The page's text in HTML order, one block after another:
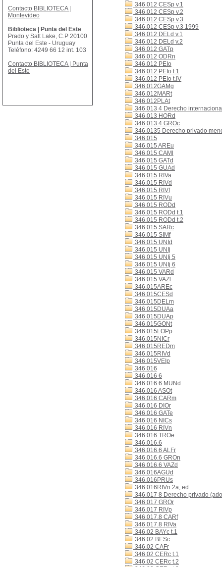
346.012 CESp v.1
346.012 CESp v.2
346.012 CESp v.3
346.012 CESp v.3 1999
346.012 DELd v.1
346.012 DELd v.2
346.012 GATp
346.012 ODRn
346.012 PEIo
346.012 PEIo t.1
346.012 PEIo t.IV
346.012GAMg
346.012MARt
346.012PLAt
346.013 4 Derecho
346.013 HORd
346.013.4 GROc
346.0135 Derecho privado
346.015
346.015 AREu
346.015 CAMl
346.015 GATd
346.015 GUAd
346.015 RIVa
346.015 RIVd
346.015 RIVf
346.015 RIVu
346.015 RODd
346.015 RODd t.1
346.015 RODd t.2
346.015 SARc
346.015 SIMf
346.015 UNId
346.015 UNIj
346.015 UNIj 5
346.015 UNIj 6
346.015 VARd
346.015 VAZl
346.015AREc
346.015CESd
346.015DELm
346.015DUAa
346.015DUAp
346.015GONt
346.015LOPp
346.015NICr
346.015REDm
346.015RIVd
346.015VEIp
346.016
346.016 6
346.016 6 MUNd
346.016 ASOt
346.016 CARm
346.016 DIOr
346.016 GATe
346.016 NICs
346.016 RIVn
346.016 TROe
346.016.6
346.016.6 ALFr
346.016.6 GROn
346.016.6 VAZd
346.016AGUd
346.016PRUs
346.016RIVn 2a, ed
346.017 8 Derecho privado
346.017 GROr
346.017 RIVp
346.017.8 CARf
346.017.8 RIVa
346.02 BAYc t.1
346.02 BESc
346.02 CAFr
346.02 CERc t.1
346.02 CERc t.2
Contacto BIBLIOTECA |
Montevideo
Biblioteca | Punta del Este
Prado y Salt Lake, C.P 20100
Punta del Este - Uruguay
Teléfono: 4249 66 12 int. 103
Contacto BIBLIOTECA | Punta
del Este